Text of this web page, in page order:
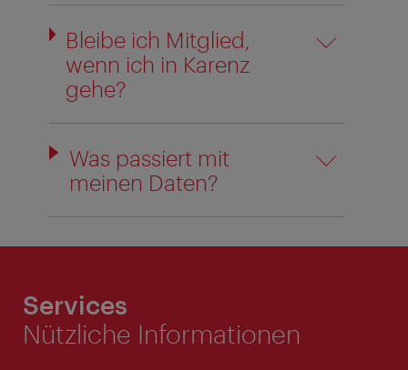
Bleibe ich Mitglied,
wenn ich in Karenz
gehe?
Was passiert mit
meinen Daten?
Services
Nützliche Informationen